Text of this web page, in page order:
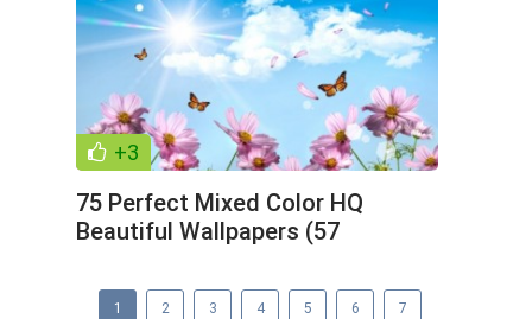
+3
75 Perfect Mixed Color HQ
Beautiful Wallpapers (57
1 2 3 4 5 6 7